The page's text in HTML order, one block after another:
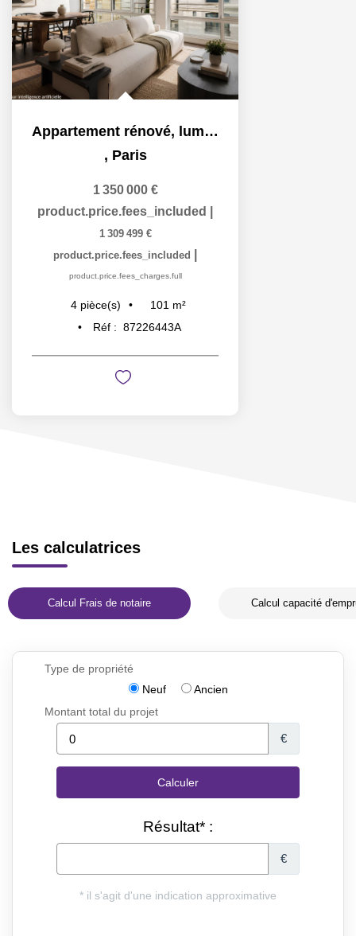
Appartement rénové, lumineux et proche commodités
, Paris
1 350 000 €
product.price.fees_included
1 309 499 €
product.price.fees_included
product.price.fees_charges.full
4 pièce(s) 101 m²
Réf : 87226443A
Les calculatrices
Calcul Frais de notaire Calcul capacité